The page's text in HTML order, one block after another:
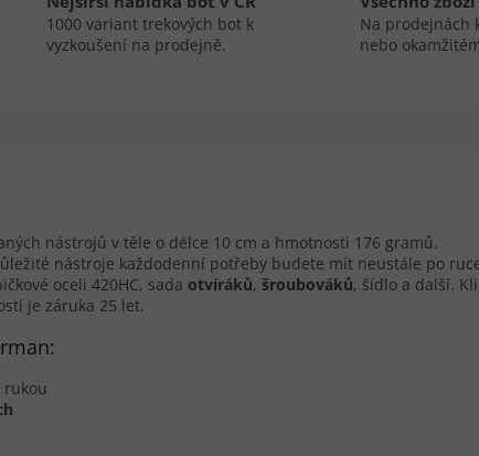
1000 variant trekových bot k
vyzkoušení na prodejně.
Na prodejnách
nebo
nástrojů v těle o délce 10 cm a hmotnosti 176 gramů.
nástroje každodenní potřeby budete mít neustále po
oceli 420HC, sada otvíráků, šroubováků, šídlo a další.
je záruka 25 let.